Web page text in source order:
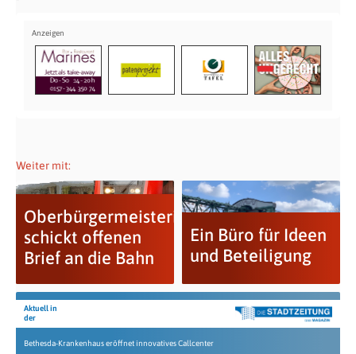
Weiter mit:
Oberbürgermeisterin
schickt offenen
Brief an die Bahn
Ein Büro für Ideen
und Beteiligung
Aktuell in
der
Bethesda-Krankenhaus eröffnet innovatives Callcenter